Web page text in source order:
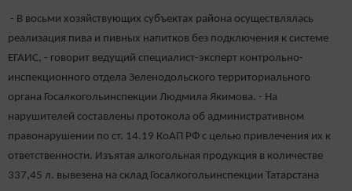
- В восьми хозяйствующих субъектах района осуществлялась
реализация пива и пивных напитков без подключения к системе
ЕГАИС, - говорит ведущий специалист-эксперт контрольно-
инспекционного отдела Зеленодольского территориального
органа Госалкогольинспекции​ Людмила Якимова. -​​​​​​​​​​​​​​​​​​​​​​​ На
нарушителей составлены протокола об административном
правонарушении по ст. 14.19 КоАП РФ с целью привлечения их к
ответственности. Изъятая алкогольная продукция в количестве
337,45 л. вывезена на склад Госалкогольинспекции Татарстана